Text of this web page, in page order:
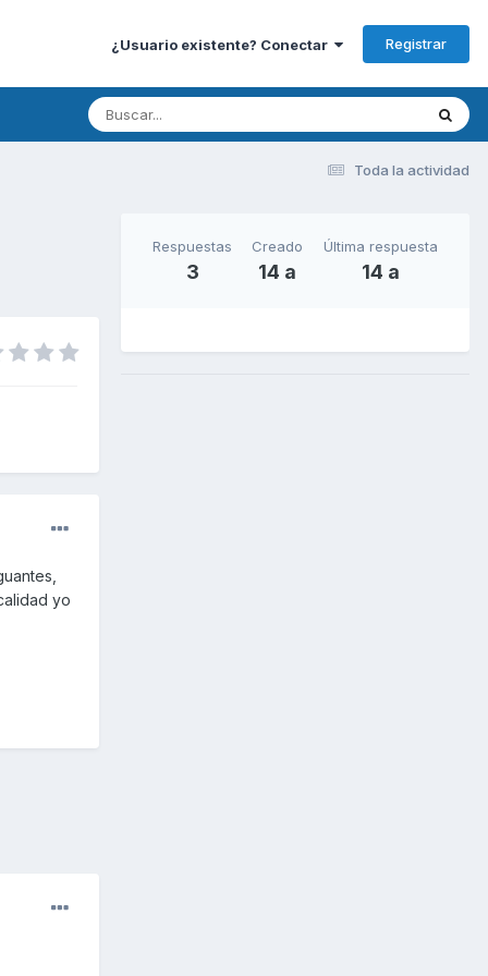
¿Usuario existente? Conectar Registrar
Toda la actividad
yo
Respuestas
3
Creado
14 a
Última respuesta
14 a